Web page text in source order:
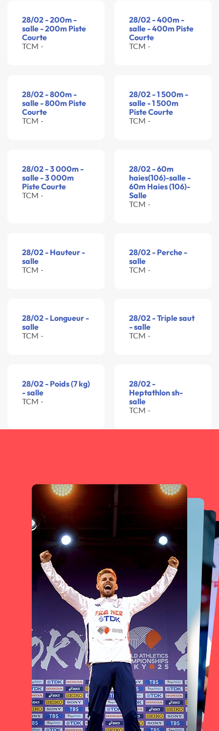
28/02 - 200m -
salle - 200m Piste
Courte
TCM -
28/02 - 400m -
salle - 400m Piste
Courte
TCM -
28/02 - 800m -
salle - 800m Piste
Courte
TCM -
28/02 - 1 500m -
salle - 1 500m
Piste Courte
TCM -
28/02 - 3 000m -
salle - 3 000m
Piste Courte
TCM -
28/02 - 60m
haies(106)-salle -
60m Haies (106)-
Salle
TCM -
28/02 - Hauteur -
salle
TCM -
28/02 - Perche -
salle
TCM -
28/02 - Longueur -
salle
TCM -
28/02 - Triple saut
- salle
TCM -
28/02 - Poids (7 kg)
- salle
TCM -
28/02 -
Heptathlon sh-
salle
TCM -